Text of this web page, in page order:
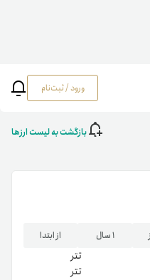
ورود / ثبت‌نام
بازگشت به لیست ارزها
۱ سال از ابتدا
تتر
تتر